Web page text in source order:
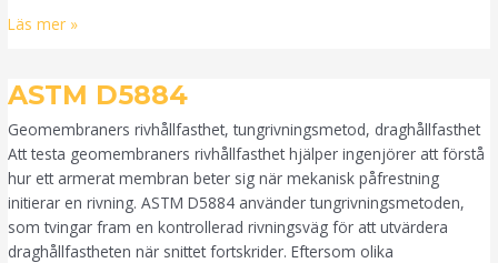
Läs mer »
ASTM D5884
Geomembraners rivhållfasthet, tungrivningsmetod, draghållfasthet
Att testa geomembraners rivhållfasthet hjälper ingenjörer att förstå
hur ett armerat membran beter sig när mekanisk påfrestning
initierar en rivning. ASTM D5884 använder tungrivningsmetoden,
som tvingar fram en kontrollerad rivningsväg för att utvärdera
draghållfastheten när snittet fortskrider. Eftersom olika
ASTM